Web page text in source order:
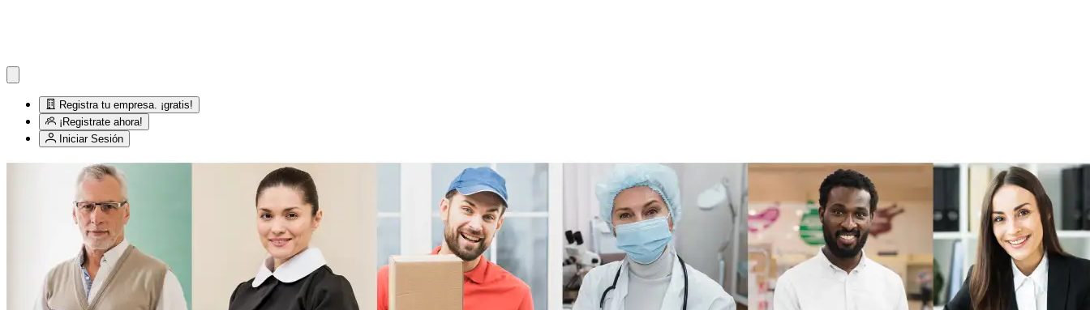
Registra tu empresa. ¡gratis!
¡Registrate ahora!
Iniciar Sesión